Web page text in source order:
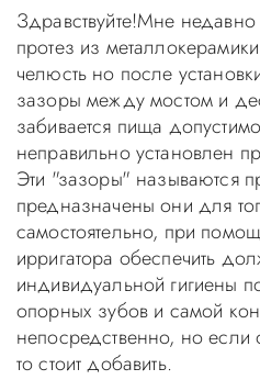
Здравствуйте!Мне
протез из
челюсть но после
зазоры между мостом и
забивается пища
неправильно установлен
Эти "зазоры" называются
предназначены они для
самостоятельно, при
ирригатора обеспечить
индивидуальной гигиены
опорных зубов и самой
непосредственно, но
то стоит добавить.